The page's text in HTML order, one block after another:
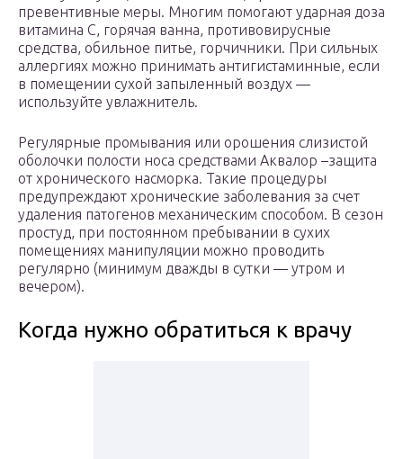
превентивные меры. Многим помогают ударная доза
витамина С, горячая ванна, противовирусные
средства, обильное питье, горчичники. При сильных
аллергиях можно принимать антигистаминные, если
в помещении сухой запыленный воздух —
используйте увлажнитель.
Регулярные промывания или орошения слизистой
оболочки полости носа средствами Аквалор –защита
от хронического насморка. Такие процедуры
предупреждают хронические заболевания за счет
удаления патогенов механическим способом. В сезон
простуд, при постоянном пребывании в сухих
помещениях манипуляции можно проводить
регулярно (минимум дважды в сутки — утром и
вечером).
Когда нужно обратиться к врачу